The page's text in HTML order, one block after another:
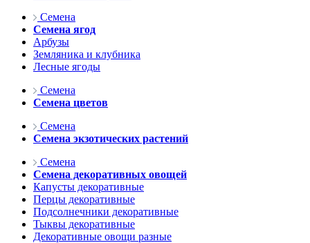
Семена
Семена ягод
Арбузы
Земляника и клубника
Лесные ягоды
Семена
Семена цветов
Семена
Семена экзотических растений
Семена
Семена декоративных овощей
Капусты декоративные
Перцы декоративные
Подсолнечники декоративные
Тыквы декоративные
Декоративные овощи разные